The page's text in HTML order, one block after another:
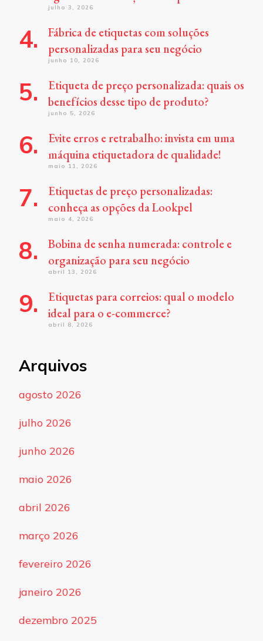
julho 3, 2026
Fábrica de etiquetas com soluções
personalizadas para seu negócio
junho 10, 2026
Etiqueta de preço personalizada: quais os
benefícios desse tipo de produto?
junho 5, 2026
Evite erros e retrabalho: invista em uma
máquina etiquetadora de qualidade!
maio 11, 2026
Etiquetas de preço personalizadas:
conheça as opções da Lookpel
maio 4, 2026
Bobina de senha numerada: controle e
organização para seu negócio
abril 13, 2026
Etiquetas para correios: qual o modelo
ideal para o e-commerce?
abril 8, 2026
Arquivos
agosto 2026
julho 2026
junho 2026
maio 2026
abril 2026
março 2026
fevereiro 2026
janeiro 2026
dezembro 2025